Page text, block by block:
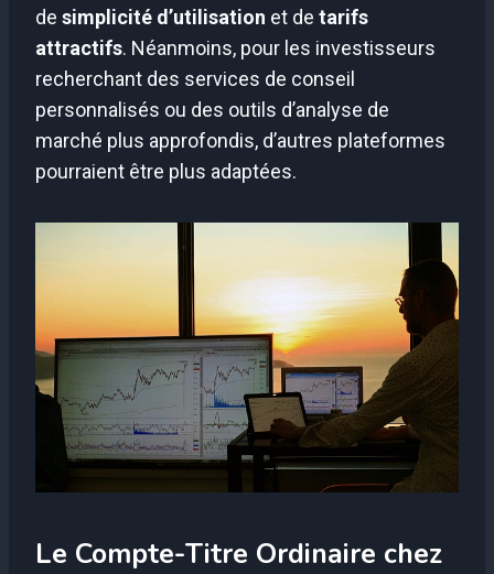
de simplicité d’utilisation et de tarifs
attractifs. Néanmoins, pour les investisseurs
recherchant des services de conseil
personnalisés ou des outils d’analyse de
marché plus approfondis, d’autres plateformes
pourraient être plus adaptées.
Le Compte-Titre Ordinaire chez